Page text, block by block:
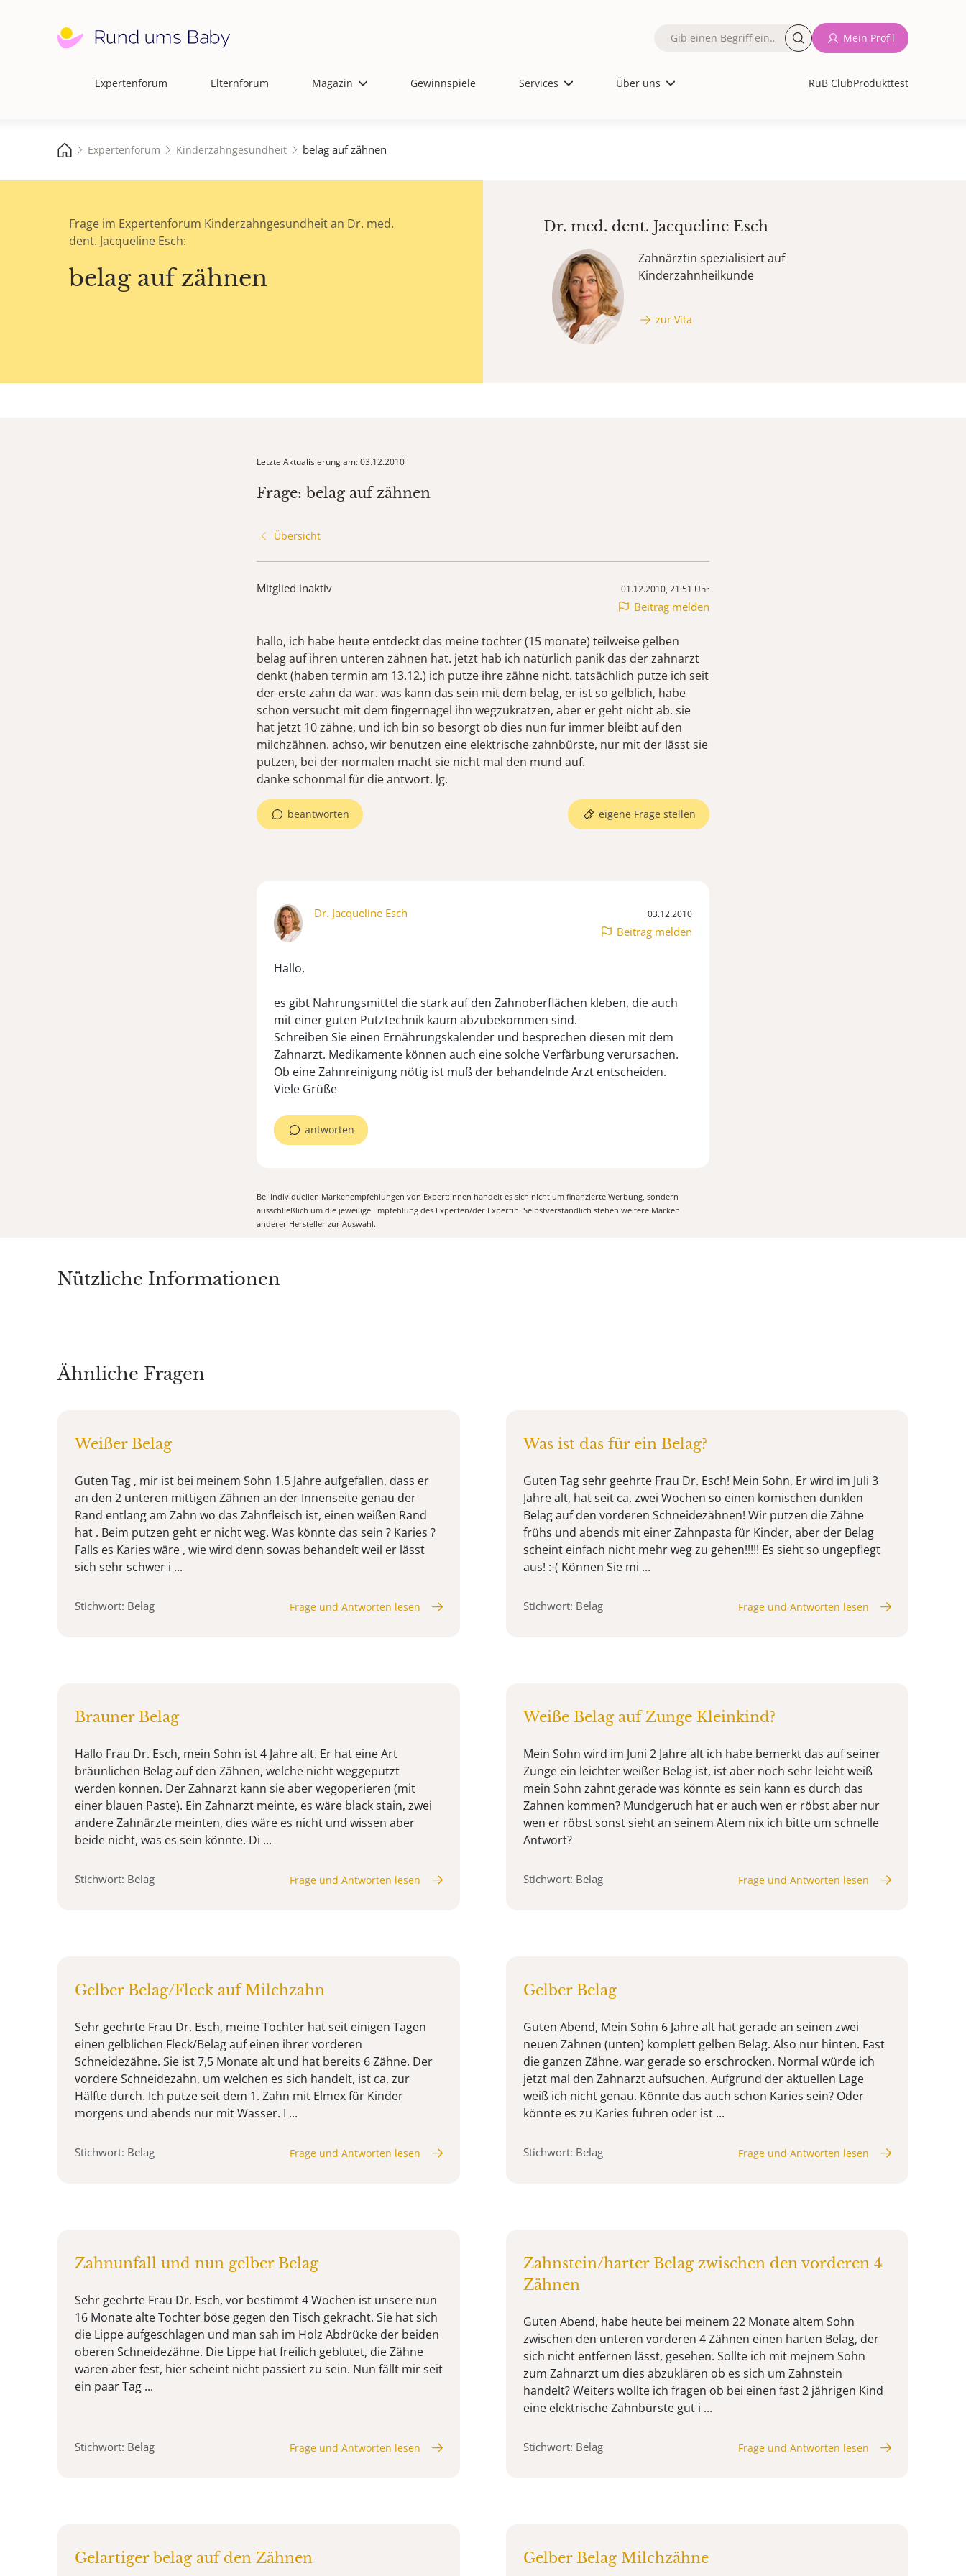
Hauptnavigation
Expertenforum Elternforum Magazin Gewinnspiele Services Über uns RuB ClubProdukttest
Fulltext
Mein Profil
Expertenforum Kinderzahngesundheit belag auf zähnen
Frage im Expertenforum Kinderzahngesundheit an Dr. med.
dent. Jacqueline Esch:
belag auf zähnen
Dr. med. dent. Jacqueline Esch
Zahnärztin spezialisiert auf
Kinderzahnheilkunde
zur Vita
Letzte Aktualisierung am: 03.12.2010
Frage: belag auf zähnen
Übersicht
Mitglied inaktiv 01.12.2010, 21:51 Uhr
Beitrag melden
hallo, ich habe heute entdeckt das meine tochter (15 monate) teilweise gelben
belag auf ihren unteren zähnen hat. jetzt hab ich natürlich panik das der zahnarzt
denkt (haben termin am 13.12.) ich putze ihre zähne nicht. tatsächlich putze ich seit
der erste zahn da war. was kann das sein mit dem belag, er ist so gelblich, habe
schon versucht mit dem fingernagel ihn wegzukratzen, aber er geht nicht ab. sie
hat jetzt 10 zähne, und ich bin so besorgt ob dies nun für immer bleibt auf den
milchzähnen. achso, wir benutzen eine elektrische zahnbürste, nur mit der lässt sie
putzen, bei der normalen macht sie nicht mal den mund auf.
danke schonmal für die antwort. lg.
beantworten eigene Frage stellen
Dr. Jacqueline Esch 03.12.2010
Beitrag melden
Hallo,
es gibt Nahrungsmittel die stark auf den Zahnoberflächen kleben, die auch
mit einer guten Putztechnik kaum abzubekommen sind.
Schreiben Sie einen Ernährungskalender und besprechen diesen mit dem
Zahnarzt. Medikamente können auch eine solche Verfärbung verursachen.
Ob eine Zahnreinigung nötig ist muß der behandelnde Arzt entscheiden.
Viele Grüße
antworten
Bei individuellen Markenempfehlungen von Expert:Innen handelt es sich nicht um finanzierte Werbung, sondern
ausschließlich um die jeweilige Empfehlung des Experten/der Expertin. Selbstverständlich stehen weitere Marken
anderer Hersteller zur Auswahl.
Nützliche Informationen
Ähnliche Fragen
Weißer Belag
Guten Tag , mir ist bei meinem Sohn 1.5 Jahre aufgefallen, dass er
an den 2 unteren mittigen Zähnen an der Innenseite genau der
Rand entlang am Zahn wo das Zahnfleisch ist, einen weißen Rand
hat . Beim putzen geht er nicht weg. Was könnte das sein ? Karies ?
Falls es Karies wäre , wie wird denn sowas behandelt weil er lässt
sich sehr schwer i ...
Stichwort: Belag Frage und Antworten lesen
Was ist das für ein Belag?
Guten Tag sehr geehrte Frau Dr. Esch! Mein Sohn, Er wird im Juli 3
Jahre alt, hat seit ca. zwei Wochen so einen komischen dunklen
Belag auf den vorderen Schneidezähnen! Wir putzen die Zähne
frühs und abends mit einer Zahnpasta für Kinder, aber der Belag
scheint einfach nicht mehr weg zu gehen!!!!! Es sieht so ungepflegt
aus! :-( Können Sie mi ...
Stichwort: Belag Frage und Antworten lesen
Brauner Belag
Hallo Frau Dr. Esch, mein Sohn ist 4 Jahre alt. Er hat eine Art
bräunlichen Belag auf den Zähnen, welche nicht weggeputzt
werden können. Der Zahnarzt kann sie aber wegoperieren (mit
einer blauen Paste). Ein Zahnarzt meinte, es wäre black stain, zwei
andere Zahnärzte meinten, dies wäre es nicht und wissen aber
beide nicht, was es sein könnte. Di ...
Stichwort: Belag Frage und Antworten lesen
Weiße Belag auf Zunge Kleinkind?
Mein Sohn wird im Juni 2 Jahre alt ich habe bemerkt das auf seiner
Zunge ein leichter weißer Belag ist, ist aber noch sehr leicht weiß
mein Sohn zahnt gerade was könnte es sein kann es durch das
Zahnen kommen? Mundgeruch hat er auch wen er röbst aber nur
wen er röbst sonst sieht an seinem Atem nix ich bitte um schnelle
Antwort?
Stichwort: Belag Frage und Antworten lesen
Gelber Belag/Fleck auf Milchzahn
Sehr geehrte Frau Dr. Esch, meine Tochter hat seit einigen Tagen
einen gelblichen Fleck/Belag auf einen ihrer vorderen
Schneidezähne. Sie ist 7,5 Monate alt und hat bereits 6 Zähne. Der
vordere Schneidezahn, um welchen es sich handelt, ist ca. zur
Hälfte durch. Ich putze seit dem 1. Zahn mit Elmex für Kinder
morgens und abends nur mit Wasser. I ...
Stichwort: Belag Frage und Antworten lesen
Gelber Belag
Guten Abend, Mein Sohn 6 Jahre alt hat gerade an seinen zwei
neuen Zähnen (unten) komplett gelben Belag. Also nur hinten. Fast
die ganzen Zähne, war gerade so erschrocken. Normal würde ich
jetzt mal den Zahnarzt aufsuchen. Aufgrund der aktuellen Lage
weiß ich nicht genau. Könnte das auch schon Karies sein? Oder
könnte es zu Karies führen oder ist ...
Stichwort: Belag Frage und Antworten lesen
Zahnunfall und nun gelber Belag
Sehr geehrte Frau Dr. Esch, vor bestimmt 4 Wochen ist unsere nun
16 Monate alte Tochter böse gegen den Tisch gekracht. Sie hat sich
die Lippe aufgeschlagen und man sah im Holz Abdrücke der beiden
oberen Schneidezähne. Die Lippe hat freilich geblutet, die Zähne
waren aber fest, hier scheint nicht passiert zu sein. Nun fällt mir seit
ein paar Tag ...
Stichwort: Belag Frage und Antworten lesen
Zahnstein/harter Belag zwischen den vorderen 4
Zähnen
Guten Abend, habe heute bei meinem 22 Monate altem Sohn
zwischen den unteren vorderen 4 Zähnen einen harten Belag, der
sich nicht entfernen lässt, gesehen. Sollte ich mit mejnem Sohn
zum Zahnarzt um dies abzuklären ob es sich um Zahnstein
handelt? Weiters wollte ich fragen ob bei einen fast 2 jährigen Kind
eine elektrische Zahnbürste gut i ...
Stichwort: Belag Frage und Antworten lesen
Gelartiger belag auf den Zähnen Gelber Belag Milchzähne